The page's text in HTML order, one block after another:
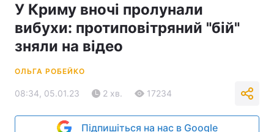
У Криму вночі пролунали
вибухи: протиповітряний "бій"
зняли на відео
ОЛЬГА РОБЕЙКО
08:34, 05.01.23 2 хв. 17234
Підпишіться на нас в Google